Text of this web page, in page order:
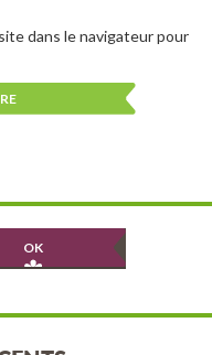
dans le navigateur pour